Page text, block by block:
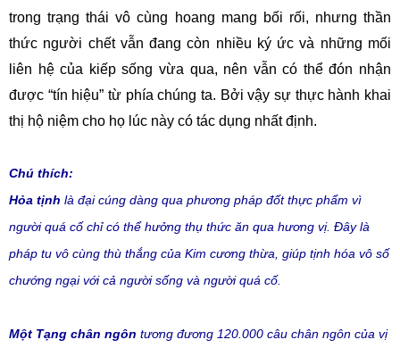
trong trạng thái vô cùng hoang mang bối rối, nhưng thần
thức người chết vẫn đang còn nhiều ký ức và những mối
liên hệ của kiếp sống vừa qua, nên vẫn có thể đón nhận
được “tín hiệu” từ phía chúng ta. Bởi vậy sự thực hành khai
thị hộ niệm cho họ lúc này có tác dụng nhất định.
Chú thích:
Hỏa tịnh là đại cúng dàng qua phương pháp đốt thực phẩm vì
người quá cố chỉ có thể hưởng thụ thức ăn qua hương vị. Đây là
pháp tu vô cùng thù thắng của Kim cương thừa, giúp tịnh hóa vô số
chướng ngại với cả người sống và người quá cố.
Một Tạng chân ngôn tương đương 120.000 câu chân ngôn của vị